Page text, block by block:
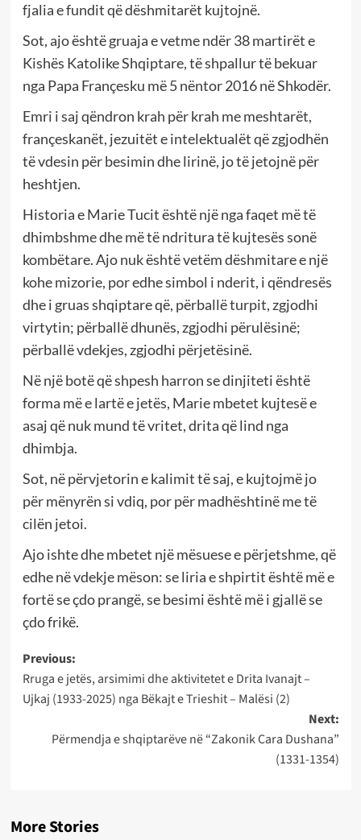
fjalia e fundit që dëshmitarët kujtojnë.
Sot, ajo është gruaja e vetme ndër 38 martirët e
Kishës Katolike Shqiptare, të shpallur të bekuar
nga Papa Françesku më 5 nëntor 2016 në Shkodër.
Emri i saj qëndron krah për krah me meshtarët,
françeskanët, jezuitët e intelektualët që zgjodhën
të vdesin për besimin dhe lirinë, jo të jetojnë për
heshtjen.
Historia e Marie Tucit është një nga faqet më të
dhimbshme dhe më të ndritura të kujtesës sonë
kombëtare. Ajo nuk është vetëm dëshmitare e një
kohe mizorie, por edhe simbol i nderit, i qëndresës
dhe i gruas shqiptare që, përballë turpit, zgjodhi
virtytin; përballë dhunës, zgjodhi përulësinë;
përballë vdekjes, zgjodhi përjetësinë.
Në një botë që shpesh harron se dinjiteti është
forma më e lartë e jetës, Marie mbetet kujtesë e
asaj që nuk mund të vritet, drita që lind nga
dhimbja.
Sot, në përvjetorin e kalimit të saj, e kujtojmë jo
për mënyrën si vdiq, por për madhështinë me të
cilën jetoi.
Ajo ishte dhe mbetet një mësuese e përjetshme, që
edhe në vdekje mëson: se liria e shpirtit është më e
fortë se çdo prangë, se besimi është më i gjallë se
çdo frikë.
Post
navigation
Previous:
Rruga e jetës, arsimimi dhe aktivitetet e Drita Ivanajt –
Ujkaj (1933-2025) nga Bëkajt e Trieshit – Malësi (2)
Next:
Përmendja e shqiptarëve në “Zakonik Cara Dushana”
(1331-1354)
More Stories